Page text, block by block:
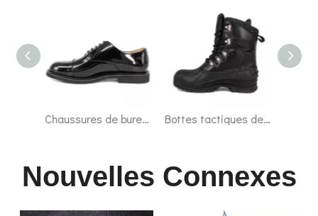
Bottes tactiques de combat militaire super léger personnalisé 4291 Sole de la mode en caoutchouc Bottes de désert en cuir de vache 7253
Nouvelles Connexes